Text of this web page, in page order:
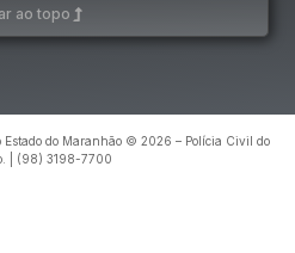
ao topo
Estado do Maranhão © 2026 – Polícia Civil do
| (98) 3198-7700